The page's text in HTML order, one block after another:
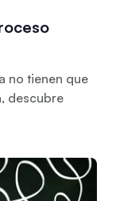
no tienen que
descubre